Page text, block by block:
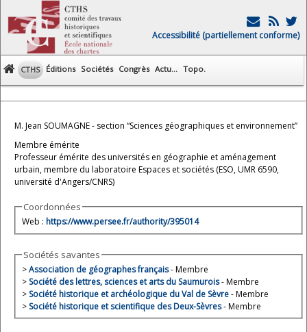
Accessibilité (partiellement conforme)
CTHS Éditions Sociétés Congrès Actu... Topo.
M. Jean SOUMAGNE - section “Sciences géographiques et environnement”
Membre émérite
Professeur émérite des universités en géographie et aménagement
urbain, membre du laboratoire Espaces et sociétés (ESO, UMR 6590,
université d'Angers/CNRS)
Coordonnées
Web : https://www.persee.fr/authority/395014
Sociétés savantes
>Association de géographes français- Membre
> Société des lettres, sciences et arts du Saumurois- Membre
> Société historique et archéologique du Val de Sèvre- Membre
> Société historique et scientifique des Deux-Sèvres- Membre